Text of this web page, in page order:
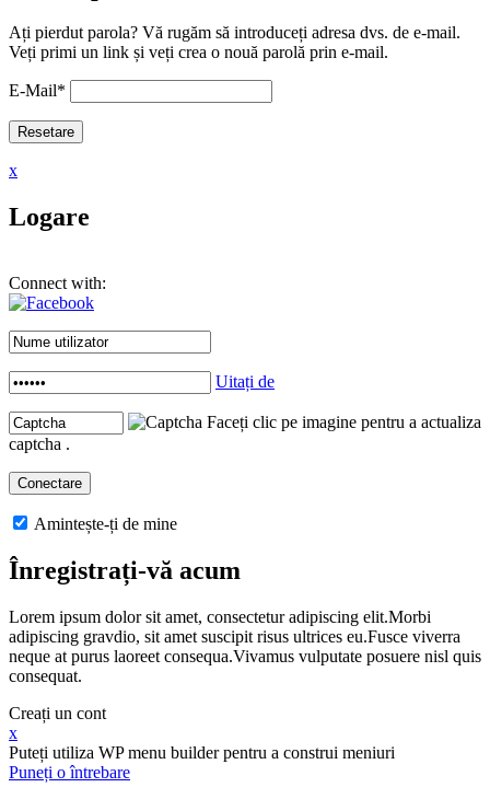
Ați pierdut parola? Vă rugăm să introduceți adresa dvs. de e-mail.
Veți primi un link și veți crea o nouă parolă prin e-mail.
E-Mail*
x
Logare
Connect with:
Uitați de
Faceți clic pe imagine pentru a actualiza
captcha .
Amintește-ți de mine
Înregistrați-vă acum
Lorem ipsum dolor sit amet, consectetur adipiscing elit.Morbi
adipiscing gravdio, sit amet suscipit risus ultrices eu.Fusce viverra
neque at purus laoreet consequa.Vivamus vulputate posuere nisl quis
consequat.
Creați un cont
x
Puteți utiliza WP menu builder pentru a construi meniuri
Puneți o întrebare